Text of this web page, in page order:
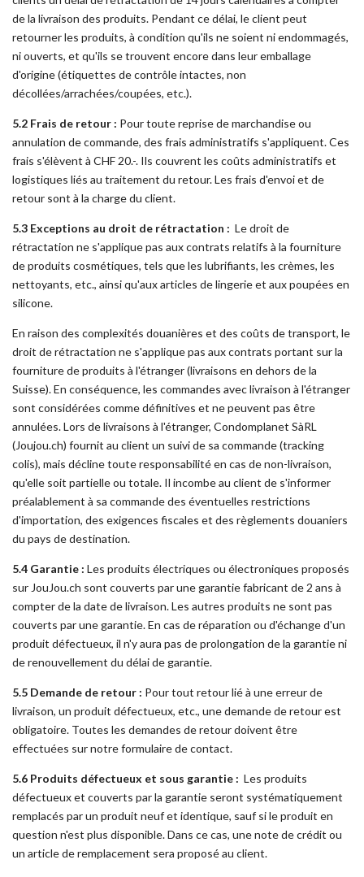
de la livraison des produits. Pendant ce délai, le client peut
retourner les produits, à condition qu'ils ne soient ni endommagés,
ni ouverts, et qu'ils se trouvent encore dans leur emballage
d'origine (étiquettes de contrôle intactes, non
décollées/arrachées/coupées, etc.).
5.2 Frais de retour : Pour toute reprise de marchandise ou
annulation de commande, des frais administratifs s'appliquent. Ces
frais s'élèvent à CHF 20.-. Ils couvrent les coûts administratifs et
logistiques liés au traitement du retour. Les frais d'envoi et de
retour sont à la charge du client.
5.3 Exceptions au droit de rétractation : Le droit de
rétractation ne s'applique pas aux contrats relatifs à la fourniture
de produits cosmétiques, tels que les lubrifiants, les crèmes, les
nettoyants, etc., ainsi qu'aux articles de lingerie et aux poupées en
silicone.
En raison des complexités douanières et des coûts de transport, le
droit de rétractation ne s'applique pas aux contrats portant sur la
fourniture de produits à l'étranger (livraisons en dehors de la
Suisse). En conséquence, les commandes avec livraison à l'étranger
sont considérées comme définitives et ne peuvent pas être
annulées. Lors de livraisons à l'étranger, Condomplanet SàRL
(Joujou.ch) fournit au client un suivi de sa commande (tracking
colis), mais décline toute responsabilité en cas de non-livraison,
qu'elle soit partielle ou totale. Il incombe au client de s'informer
préalablement à sa commande des éventuelles restrictions
d'importation, des exigences fiscales et des règlements douaniers
du pays de destination.
5.4 Garantie : Les produits électriques ou électroniques proposés
sur JouJou.ch sont couverts par une garantie fabricant de 2 ans à
compter de la date de livraison. Les autres produits ne sont pas
couverts par une garantie. En cas de réparation ou d'échange d'un
produit défectueux, il n'y aura pas de prolongation de la garantie ni
de renouvellement du délai de garantie.
5.5 Demande de retour : Pour tout retour lié à une erreur de
livraison, un produit défectueux, etc., une demande de retour est
obligatoire. Toutes les demandes de retour doivent être
effectuées sur notre formulaire de contact.
5.6 Produits défectueux et sous garantie : Les produits
défectueux et couverts par la garantie seront systématiquement
remplacés par un produit neuf et identique, sauf si le produit en
question n'est plus disponible. Dans ce cas, une note de crédit ou
un article de remplacement sera proposé au client.